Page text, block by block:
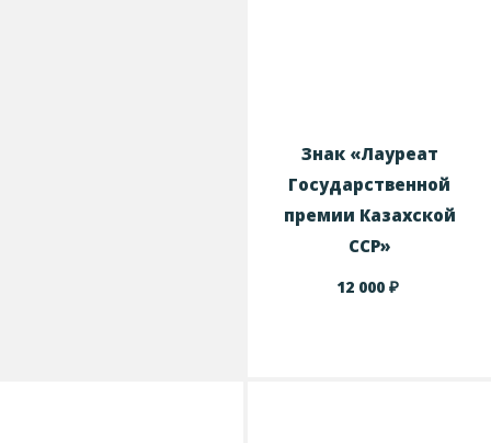
Знак «Лауреат
Государственной
премии Казахской
ССР»
12 000₽